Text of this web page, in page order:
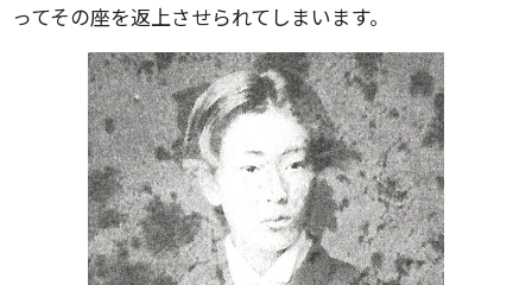
ってその座を返上させられてしまいます。